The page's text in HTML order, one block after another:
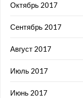
Октябрь 2017
Сентябрь 2017
Август 2017
Июль 2017
Июнь 2017